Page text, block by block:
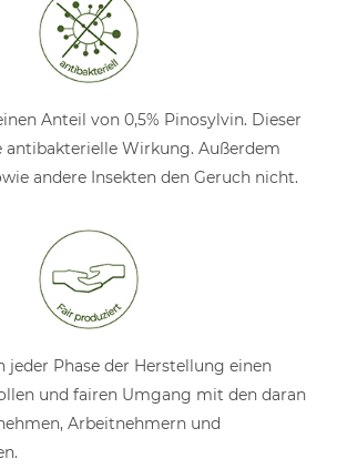
Anteil von 0,5% Pinosylvin. Dieser
Wirkung. Außerdem
andere Insekten den Geruch nicht.
Phase der Herstellung einen
und fairen Umgang mit den daran
Arbeitnehmern und